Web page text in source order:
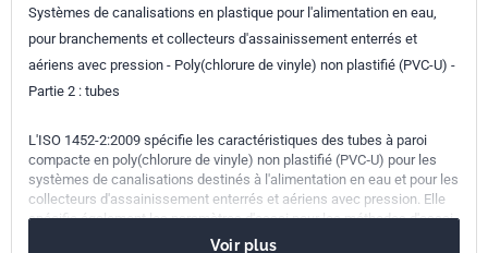
Numéro de tirage 1 - décembre 2009
Systèmes de canalisations en plastique pour l'alimentation en eau,
pour branchements et collecteurs d'assainissement enterrés et
aériens avec pression - Poly(chlorure de vinyle) non plastifié (PVC-U) -
Partie 2 : tubes
L'ISO 1452-2:2009 spécifie les caractéristiques des tubes à paroi
compacte en poly(chlorure de vinyle) non plastifié (PVC‑U) pour les
systèmes de canalisations destinés à l'alimentation en eau et pour les
collecteurs d'assainissement enterrés et aériens avec pression. Elle
spécifie également les paramètres d'essai pour les méthodes d'essai
auxquelles il y est fait référence.Voir plus